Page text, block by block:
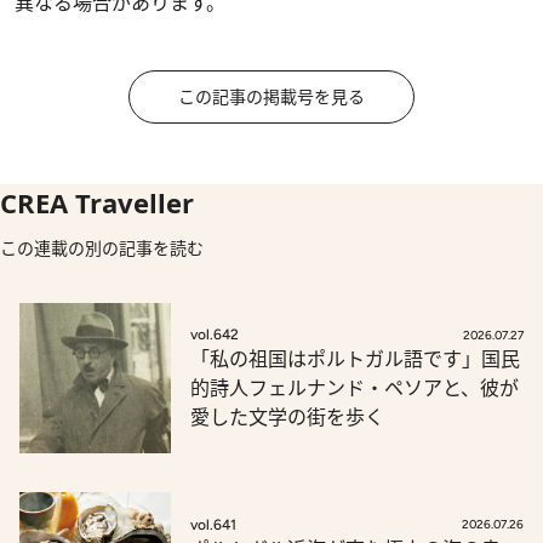
この記事の掲載号を見る
CREA Traveller
この連載の別の記事を読む
vol.642 2026.07.27
「私の祖国はポルトガル語です」国民
的詩人フェルナンド・ペソアと、彼が
愛した文学の街を歩く
vol.641 2026.07.26